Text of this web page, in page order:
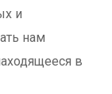
и
нам
в